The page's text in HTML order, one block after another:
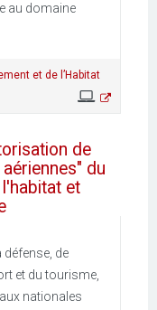
au domaine
et de l’Habitat
de
du
et
défense, de
et du tourisme,
nationales